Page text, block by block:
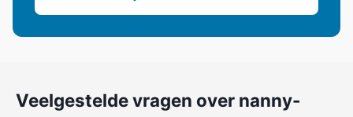
Veelgestelde vragen over nanny-